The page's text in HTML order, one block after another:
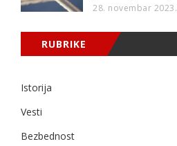
28. novembar 2023.
RUBRIKE
Istorija
Vesti
Bezbednost